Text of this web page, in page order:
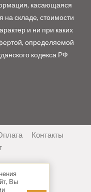
касающаяся
на складе, стоимости
и ни при каких
определяемой
кодекса РФ
Контакты
Вы